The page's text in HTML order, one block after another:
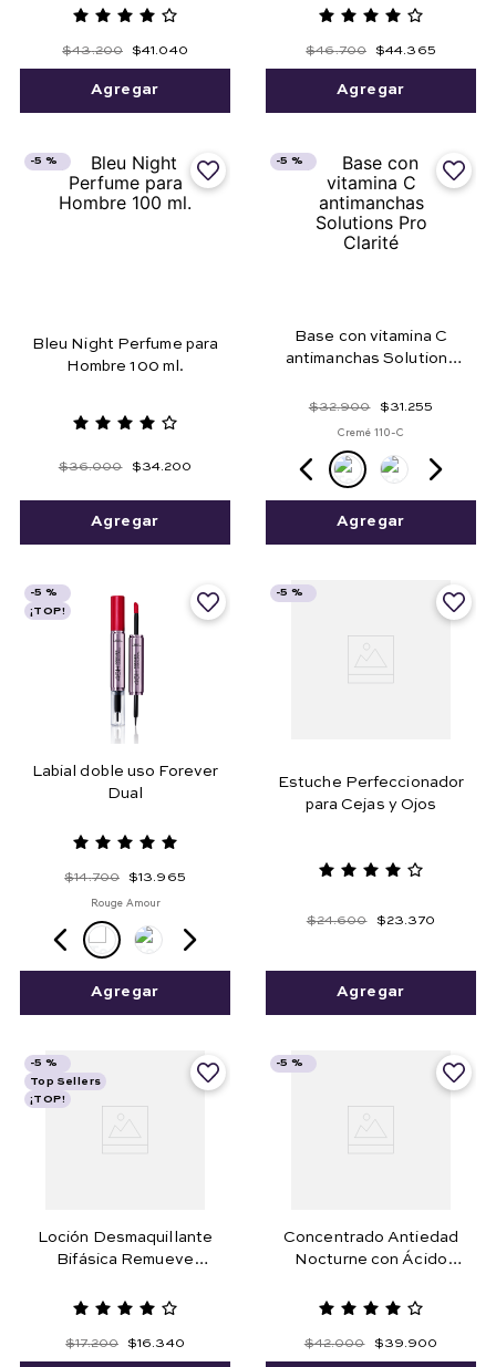
$43.200 $41.040
Agregar
$46.700 $44.365
Agregar
Bleu Night Perfume para
Hombre 100 ml.
-5 %
$36.000 $34.200
Agregar
Base con vitamina C
antimanchas Solutions
-5 %
$32.900 $31.255
Cremé 110-C
Agregar
Labial doble uso Forever
Dual
-5 %
¡TOP!
$14.700 $13.965
Rouge Amour
Agregar
Estuche Perfeccionador
para Cejas y Ojos
-5 %
$24.600 $23.370
Agregar
Loción Desmaquillante
Bifásica Remueve
Agua 125 ml
-5 %
Top Sellers
¡TOP!
$17.200 $16.340
Concentrado Antiedad
Nocturne con Ácido
-5 %
$42.000 $39.900